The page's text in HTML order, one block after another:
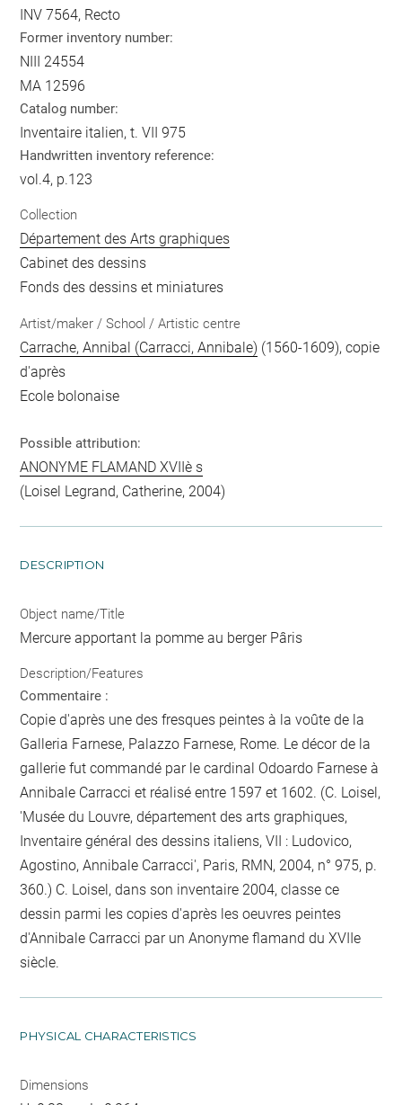
INV 7564, Recto
Former inventory number:
NIII 24554
MA 12596
Catalog number:
Inventaire italien, t. VII 975
Handwritten inventory reference:
vol.4, p.123
Collection
Département des Arts graphiques
Cabinet des dessins
Fonds des dessins et miniatures
Artist/maker / School / Artistic centre
Carrache, Annibal (Carracci, Annibale) (1560-1609), copie
d'après
Ecole bolonaise
Possible attribution:
ANONYME FLAMAND XVIIè s
(Loisel Legrand, Catherine, 2004)
DESCRIPTION
Object name/Title
Mercure apportant la pomme au berger Pâris
Description/Features
Commentaire :
Copie d'après une des fresques peintes à la voûte de la
Galleria Farnese, Palazzo Farnese, Rome. Le décor de la
gallerie fut commandé par le cardinal Odoardo Farnese à
Annibale Carracci et réalisé entre 1597 et 1602. (C. Loisel,
'Musée du Louvre, département des arts graphiques,
Inventaire général des dessins italiens, VII : Ludovico,
Agostino, Annibale Carracci', Paris, RMN, 2004, n° 975, p.
360.) C. Loisel, dans son inventaire 2004, classe ce
dessin parmi les copies d'après les oeuvres peintes
d'Annibale Carracci par un Anonyme flamand du XVIIe
siècle.
PHYSICAL CHARACTERISTICS
Dimensions